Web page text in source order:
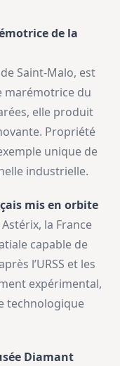
de la
Saint-Malo, est
marémotrice du
elle produit
Propriété
unique de
industrielle.
mis en orbite
la France
capable de
l’URSS et les
expérimental,
technologique
Diamant